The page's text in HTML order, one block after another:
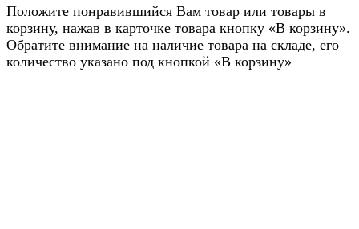
Положите понравившийся Вам товар или товары в
корзину, нажав в карточке товара кнопку «В корзину».
Обратите внимание на наличие товара на складе, его
количество указано под кнопкой «В корзину»